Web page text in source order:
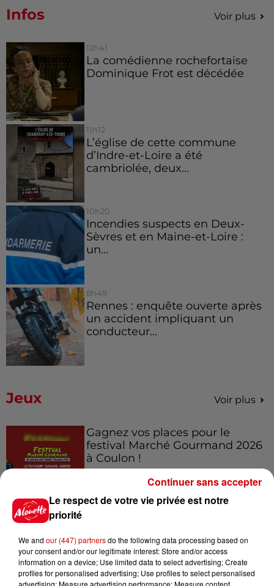
Infos Voir plus
12h41
La comédienne rochefortaise
Dominique Frot est décédée
11h12
L’église de cette commune
d’Indre-et-Loire a été
cambriolée, deux...
10h20
Incendies suspects en Deux-
Sèvres et en Maine-et-Loire :
un...
8h49
Rennes : enquête ouverte après
un accident impliquant un
conducteur...
Jeux Voir plus
Gagnez vos places pour le
festival Marché Gourmand 2026
à Coulon !
régions !
Le respect de votre vie privée est notre
priorité
We and our (447) partnersdo the following data processing based on
your consent and/or our legitimate interest: Store and/or access
information on a device; Use limited data to select advertising; Create
profiles for personalised advertising; Use profiles to select personalised
advertising; Measure advertising performance; Measure content
Continuer sans accepter